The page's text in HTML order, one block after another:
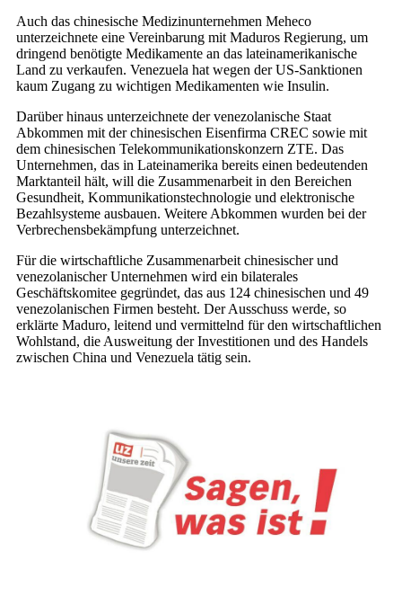
Auch das chinesische Medizinunternehmen Meheco
unterzeichnete eine Vereinbarung mit Maduros Regierung, um
dringend benötigte Medikamente an das lateinamerikanische
Land zu verkaufen. Venezuela hat wegen der US-Sanktionen
kaum Zugang zu wichtigen Medikamenten wie Insulin.
Darüber hinaus unterzeichnete der venezolanische Staat
Abkommen mit der chinesischen Eisenfirma CREC sowie mit
dem chinesischen Telekommunikationskonzern ZTE. Das
Unternehmen, das in Lateinamerika bereits einen bedeutenden
Marktanteil hält, will die Zusammenarbeit in den Bereichen
Gesundheit, Kommunikationstechnologie und elektronische
Bezahlsysteme ausbauen. Weitere Abkommen wurden bei der
Verbrechensbekämpfung unterzeichnet.
Für die wirtschaftliche Zusammenarbeit chinesischer und
venezolanischer Unternehmen wird ein bilaterales
Geschäftskomitee gegründet, das aus 124 chinesischen und 49
venezolanischen Firmen besteht. Der Ausschuss werde, so
erklärte Maduro, leitend und vermittelnd für den wirtschaftlichen
Wohlstand, die Ausweitung der Investitionen und des Handels
zwischen China und Venezuela tätig sein.